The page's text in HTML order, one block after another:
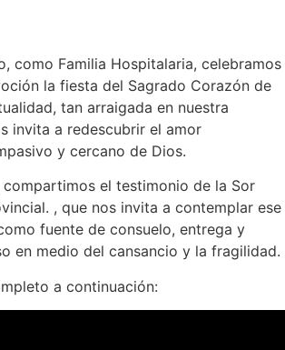
como Familia Hospitalaria, celebramos
la fiesta del Sagrado Corazón de
tan arraigada en nuestra
invita a redescubrir el amor
y cercano de Dios.
el testimonio de la Sor
, que nos invita a contemplar ese
fuente de consuelo, entrega y
en medio del cansancio y la fragilidad.
a continuación: